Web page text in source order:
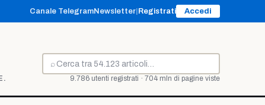
Canale TelegramNewsletter Registrati Accedi
⌕
Cerca
9.786 utenti registrati · 704 mln di pagine viste